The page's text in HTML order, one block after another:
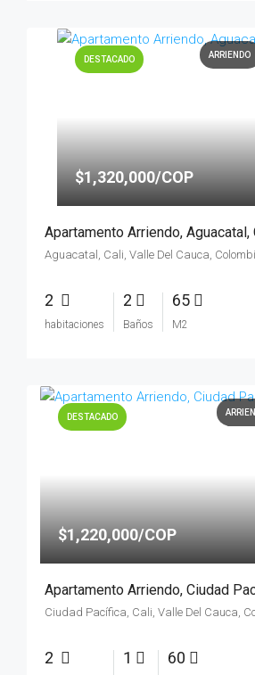
DESTACADO ARRIENDO
$1,320,000/COP
Apartamento Arriendo, Aguacatal,
Aguacatal, Cali, Valle Del Cauca,
2
habitaciones
2
Baños
65
M2
DESTACADO
$1,220,000/COP
Ciudad Pacífica, Cali, Valle Del Cauca,
2 1 60